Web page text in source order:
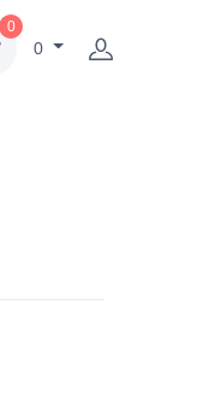
0
0